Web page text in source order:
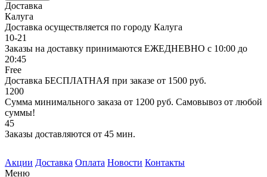
Доставка
Калуга
Доставка осуществляется по городу Калуга
10-21
Заказы на доставку принимаются ЕЖЕДНЕВНО с 10:00 до
20:45
Free
Доставка БЕСПЛАТНАЯ при заказе от 1500 руб.
1200
Сумма минимального заказа от 1200 руб. Самовывоз от любой
суммы!
45
Заказы доставляются от 45 мин.
Акции Доставка Оплата Новости Контакты
Меню